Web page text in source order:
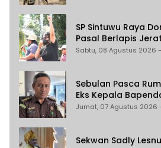
SP Sintuwu Raya
Pasal Berlapis
Terlibat Dugaan
Sabtu, 08 Agustus 2026 -
Sebulan Pasca
Eks Kepala
Tersangka
Jumat, 07 Agustus 2026 -
Sekwan Sadly